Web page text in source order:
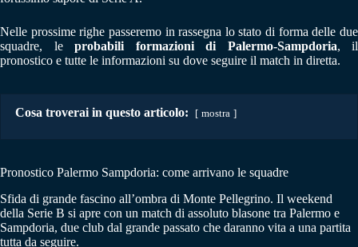
Nelle prossime righe passeremo in rassegna lo stato di forma delle due
squadre, le probabili formazioni di Palermo-Sampdoria, il
pronostico e tutte le informazioni su dove seguire il match in diretta.
Cosa troverai in questo articolo: mostra
Pronostico Palermo Sampdoria: come arrivano le squadre
Sfida di grande fascino all’ombra di Monte Pellegrino. Il weekend
della Serie B si apre con un match di assoluto blasone tra Palermo e
Sampdoria, due club dal grande passato che daranno vita a una partita
tutta da seguire.